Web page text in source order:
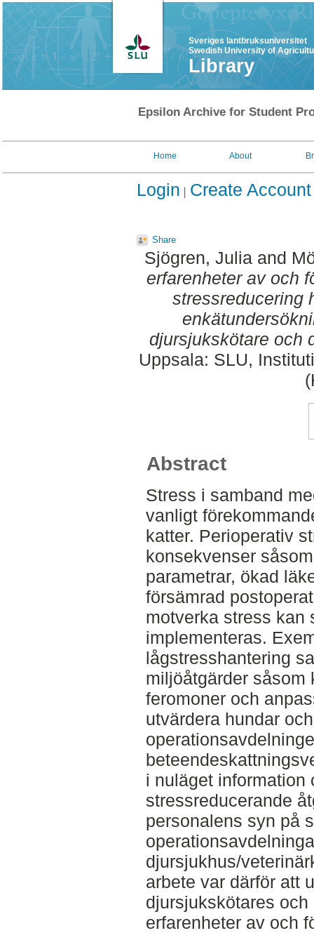
Sveriges lantbruksuniversitet
Swedish University of
Library
Epsilon Archive for Student
Home About
Login Create Account
Share
Sjögren, Julia and
erfarenheter av och
stressreducering
djursjukskötare och
Uppsala: SLU,
Abstract
Stress i samband
vanligt
katter. Perioperativ
konsekvenser
parametrar, ökad
försämrad
motverka stress kan
implementeras.
lågstresshantering
miljöåtgärder
feromoner och
utvärdera hundar
i nuläget information
stressreducerande
personalens syn på
djursjukhus/
arbete var därför att
djursjukskötares
erfarenheter av och